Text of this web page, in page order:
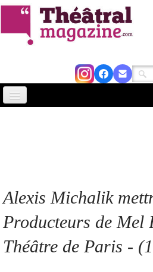
Alexis Michalik
Producteurs de Mel
Théâtre de Paris -